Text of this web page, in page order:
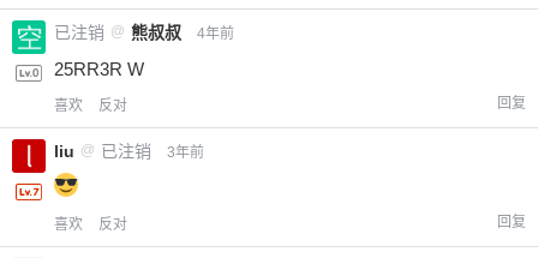
已注销 @ 熊叔叔 4年前
25RR3R W
喜欢 反对 回复
liu @ 已注销 3年前
喜欢 反对 回复